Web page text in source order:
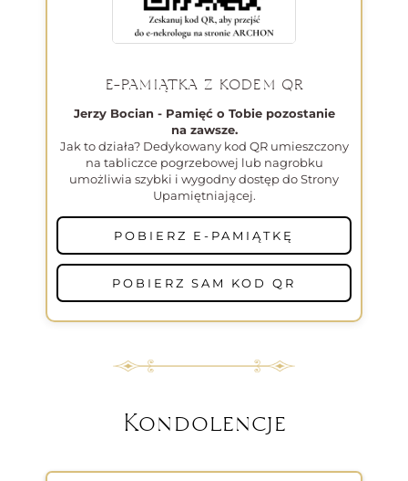
E-PAMIĄTKA Z KODEM QR
Jerzy Bocian - Pamięć o Tobie pozostanie
na zawsze.
Jak to działa? Dedykowany kod QR umieszczony
na tabliczce pogrzebowej lub nagrobku
umożliwia szybki i wygodny dostęp do Strony
Upamiętniającej.
POBIERZ E-PAMIĄTKĘ
POBIERZ SAM KOD QR
Kondolencje